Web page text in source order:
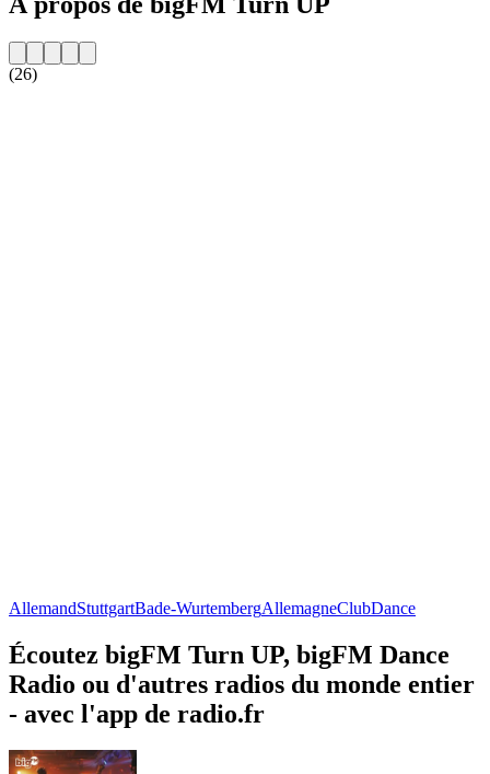
(26)
AllemandStuttgartBade-WurtembergAllemagneClubDance
Écoutez bigFM Turn UP, bigFM Dance
Radio ou d'autres radios du monde entier
- avec l'app de radio.fr